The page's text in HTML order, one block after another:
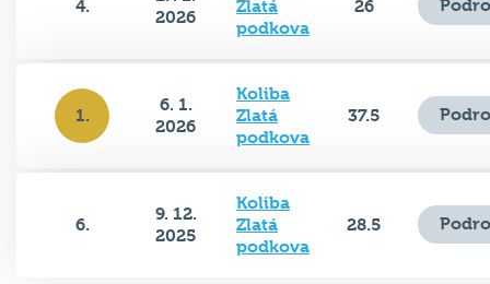
4.
2026
Zlatá
podkova
26
1.
6. 1.
2026
Koliba
Zlatá
podkova
37.5
6.
9. 12.
2025
Koliba
Zlatá
podkova
28.5